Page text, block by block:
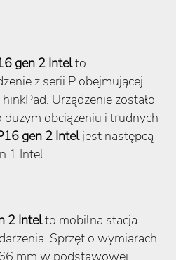
gen 2 Intelto
z serii P obejmującej
Urządzenie zostało
obciążeniu i trudnych
gen 2 Inteljest następcą
1 Intel.
2 Intelto mobilna stacja
Sprzęt o wymiarach
mm w podstawowej